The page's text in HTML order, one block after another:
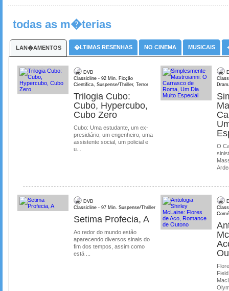
todas as m�terias
LAN�AMENTOS �LTIMAS RESENHAS NO CINEMA MUSICAIS
DVD
Classicline - 92 Min. Ficção
Cientifica, Suspense/Thriller, Terror
Trilogia Cubo:
Cubo, Hypercubo,
Cubo Zero
Cubo: Uma estudante, um ex-
presidiário, um engenheiro, uma
assistente social, um policial e
u...
O
DVD
Classicline - 97 Min. Suspense/Thriller
Setima Profecia, A
Ao redor do mundo estão
aparecendo diversos sinais do
fim dos tempos, assim como
está ...